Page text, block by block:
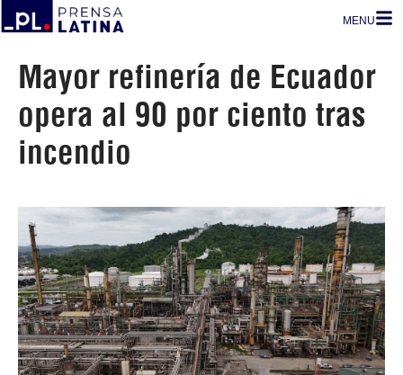
MENU
Mayor refinería de Ecuador
opera al 90 por ciento tras
incendio